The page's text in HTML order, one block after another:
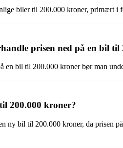
biler til 200.000 kroner, primært i
prisen ned på en bil til
en bil til 200.000 kroner bør man
200.000 kroner?
ny bil til 200.000 kroner, da prisen